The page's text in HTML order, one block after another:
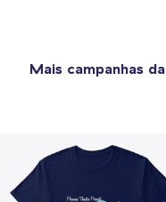
Mais campanhas da